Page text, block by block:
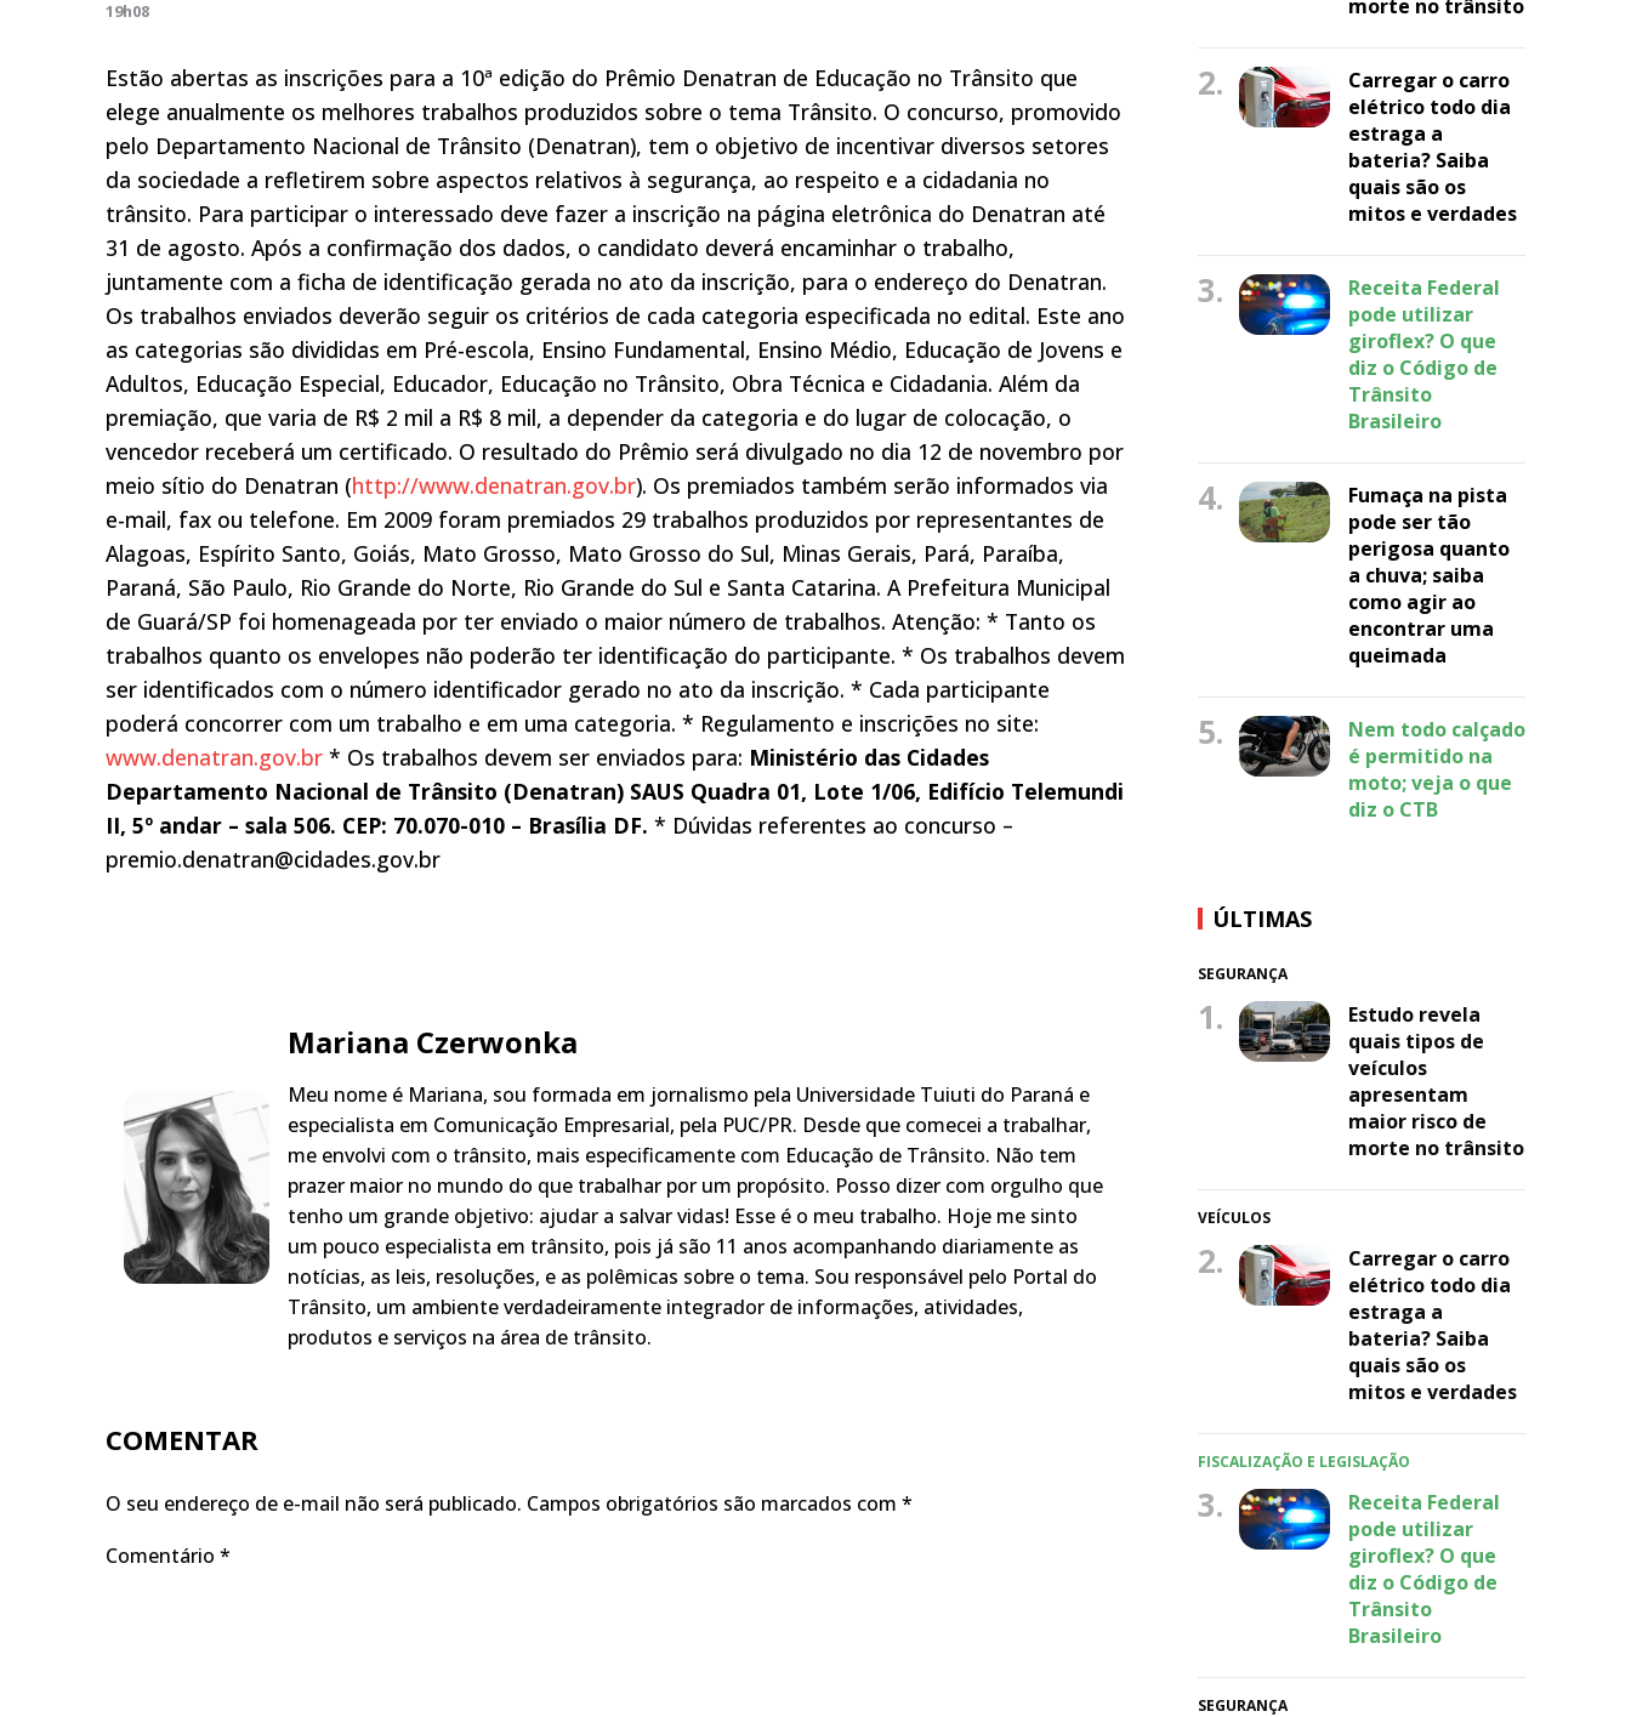
19h08
Estão abertas as inscrições para a 10ª edição do Prêmio Denatran de Educação no Trânsito que
elege anualmente os melhores trabalhos produzidos sobre o tema Trânsito. O concurso, promovido
pelo Departamento Nacional de Trânsito (Denatran), tem o objetivo de incentivar diversos setores
da sociedade a refletirem sobre aspectos relativos à segurança, ao respeito e a cidadania no
trânsito. Para participar o interessado deve fazer a inscrição na página eletrônica do Denatran até
31 de agosto. Após a confirmação dos dados, o candidato deverá encaminhar o trabalho,
juntamente com a ficha de identificação gerada no ato da inscrição, para o endereço do Denatran.
Os trabalhos enviados deverão seguir os critérios de cada categoria especificada no edital. Este ano
as categorias são divididas em Pré-escola, Ensino Fundamental, Ensino Médio, Educação de Jovens e
Adultos, Educação Especial, Educador, Educação no Trânsito, Obra Técnica e Cidadania. Além da
premiação, que varia de R$ 2 mil a R$ 8 mil, a depender da categoria e do lugar de colocação, o
vencedor receberá um certificado. O resultado do Prêmio será divulgado no dia 12 de novembro por
meio sítio do Denatran (http://www.denatran.gov.br). Os premiados também serão informados via
e-mail, fax ou telefone. Em 2009 foram premiados 29 trabalhos produzidos por representantes de
Alagoas, Espírito Santo, Goiás, Mato Grosso, Mato Grosso do Sul, Minas Gerais, Pará, Paraíba,
Paraná, São Paulo, Rio Grande do Norte, Rio Grande do Sul e Santa Catarina. A Prefeitura Municipal
de Guará/SP foi homenageada por ter enviado o maior número de trabalhos. Atenção: * Tanto os
trabalhos quanto os envelopes não poderão ter identificação do participante. * Os trabalhos devem
ser identificados com o número identificador gerado no ato da inscrição. * Cada participante
poderá concorrer com um trabalho e em uma categoria. * Regulamento e inscrições no site:
www.denatran.gov.br * Os trabalhos devem ser enviados para: Ministério das Cidades
Departamento Nacional de Trânsito (Denatran) SAUS Quadra 01, Lote 1/06, Edifício Telemundi
II, 5º andar – sala 506. CEP: 70.070-010 – Brasília DF. * Dúvidas referentes ao concurso –
premio.denatran@cidades.gov.br
Mariana Czerwonka
Meu nome é Mariana, sou formada em jornalismo pela Universidade Tuiuti do Paraná e
especialista em Comunicação Empresarial, pela PUC/PR. Desde que comecei a trabalhar,
me envolvi com o trânsito, mais especificamente com Educação de Trânsito. Não tem
prazer maior no mundo do que trabalhar por um propósito. Posso dizer com orgulho que
tenho um grande objetivo: ajudar a salvar vidas! Esse é o meu trabalho. Hoje me sinto
um pouco especialista em trânsito, pois já são 11 anos acompanhando diariamente as
notícias, as leis, resoluções, e as polêmicas sobre o tema. Sou responsável pelo Portal do
Trânsito, um ambiente verdadeiramente integrador de informações, atividades,
produtos e serviços na área de trânsito.
COMENTAR
O seu endereço de e-mail não será publicado. Campos obrigatórios são marcados com *
Comentário *
morte no trânsito
2.
Carregar o carro
elétrico todo dia
estraga a
bateria? Saiba
quais são os
mitos e verdades
3.
Receita Federal
pode utilizar
giroflex? O que
diz o Código de
Trânsito
Brasileiro
4.
Fumaça na pista
pode ser tão
perigosa quanto
a chuva; saiba
como agir ao
encontrar uma
queimada
5.
Nem todo calçado
é permitido na
moto; veja o que
diz o CTB
ÚLTIMAS
SEGURANÇA
1.
Estudo revela
quais tipos de
veículos
apresentam
maior risco de
morte no trânsito
VEÍCULOS
2.
Carregar o carro
elétrico todo dia
estraga a
bateria? Saiba
quais são os
mitos e verdades
FISCALIZAÇÃO E LEGISLAÇÃO
3.
Receita Federal
pode utilizar
giroflex? O que
diz o Código de
Trânsito
Brasileiro
SEGURANÇA